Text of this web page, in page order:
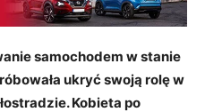
samochodem w stanie
ukryć swoją rolę w
Kobieta po